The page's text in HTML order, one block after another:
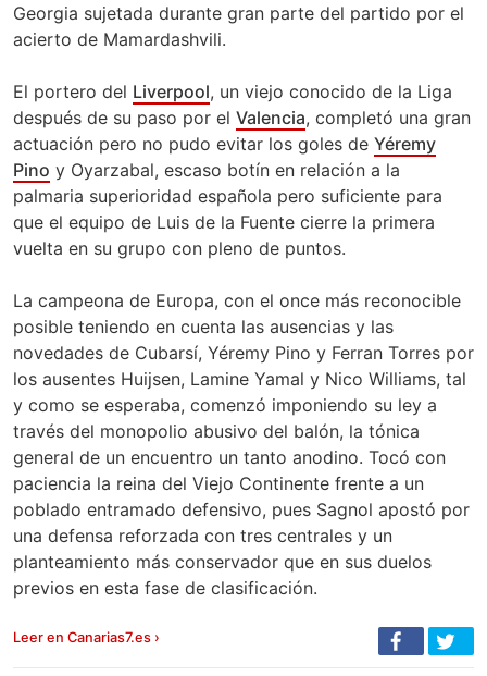
Georgia sujetada durante gran parte del partido por el
acierto de Mamardashvili.
El portero del Liverpool, un viejo conocido de la Liga
después de su paso por el Valencia, completó una gran
actuación pero no pudo evitar los goles de Yéremy
Pino y Oyarzabal, escaso botín en relación a la
palmaria superioridad española pero suficiente para
que el equipo de Luis de la Fuente cierre la primera
vuelta en su grupo con pleno de puntos.
La campeona de Europa, con el once más reconocible
posible teniendo en cuenta las ausencias y las
novedades de Cubarsí, Yéremy Pino y Ferran Torres por
los ausentes Huijsen, Lamine Yamal y Nico Williams, tal
y como se esperaba, comenzó imponiendo su ley a
través del monopolio abusivo del balón, la tónica
general de un encuentro un tanto anodino. Tocó con
paciencia la reina del Viejo Continente frente a un
poblado entramado defensivo, pues Sagnol apostó por
una defensa reforzada con tres centrales y un
planteamiento más conservador que en sus duelos
previos en esta fase de clasificación.
Leer en Canarias7.es ›